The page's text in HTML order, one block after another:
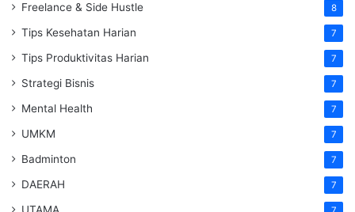
Freelance & Side Hustle 8
Tips Kesehatan Harian 7
Tips Produktivitas Harian 7
Strategi Bisnis 7
Mental Health 7
UMKM 7
Badminton 7
DAERAH 7